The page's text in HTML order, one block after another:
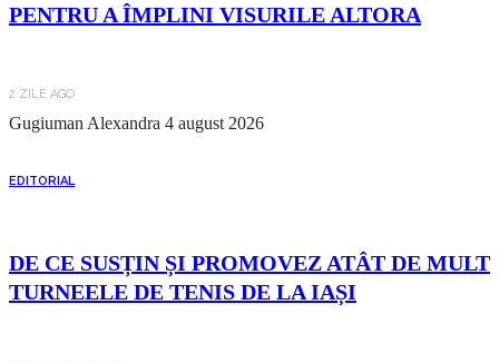
PENTRU A ÎMPLINI VISURILE ALTORA
2 ZILE AGO
Gugiuman Alexandra 4 august 2026
EDITORIAL
DE CE SUSȚIN ȘI PROMOVEZ ATÂT DE MULT
TURNEELE DE TENIS DE LA IAȘI